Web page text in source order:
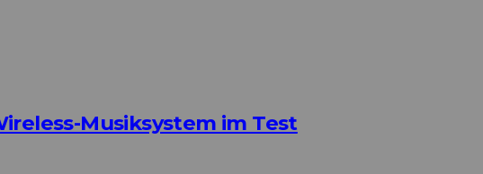
Musiksystem im Test